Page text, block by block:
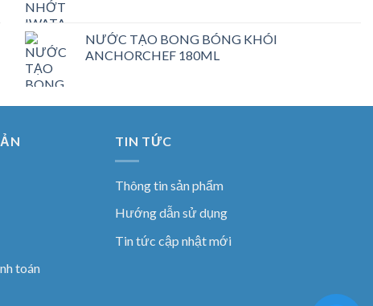
NƯỚC TẠO BONG BÓNG KHÓI
ANCHORCHEF 180ML
toán
TIN TỨC
Thông tin sản phẩm
Hướng dẫn sử dụng
Tin tức cập nhật mới